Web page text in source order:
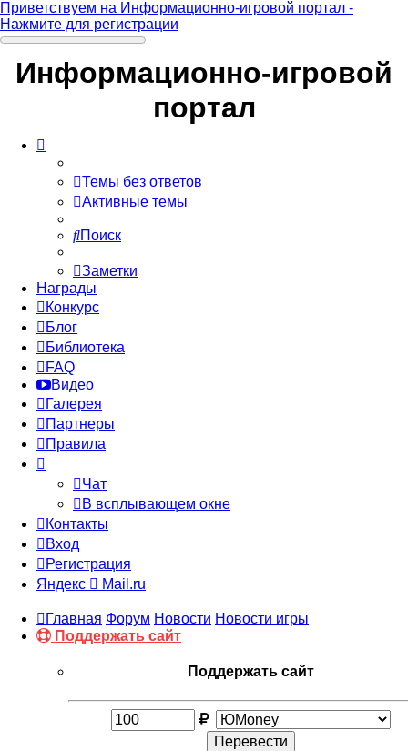
Приветствуем на Информационно-игровой портал -
Нажмите для регистрации
Информационно-игровой
портал
Темы без ответов
Активные темы
Поиск
Заметки
Награды
Конкурс
Блог
Библиотека
FAQ
Видео
Галерея
Партнеры
Правила
Чат
В всплывающем окне
Контакты
Вход
Регистрация
Яндекс
Mail.ru
Главная Форум Новости Новости игры
Поддержать сайт
Поддержать сайт